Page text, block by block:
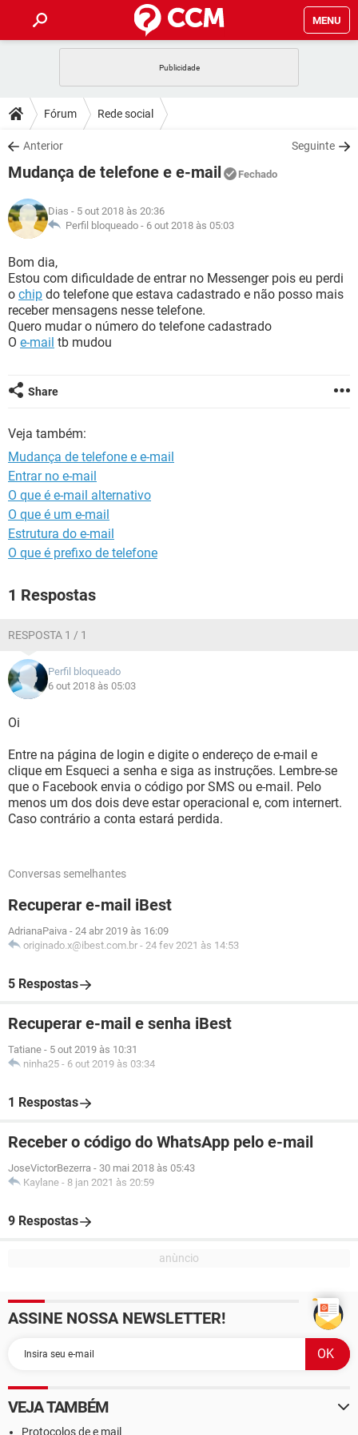
MENU
CELULAR
OUTLOOK
INSTAGRAM GMAIL
GUIA DE COMPRAS
DICAS
JOGOS
INSTAGRAM
GUIA DE COMPRAS
DOWNLOADS
JOGOS WHATSAPP
CELULAR
OUTLOOK EXCEL
INSTAGRAM
GUIA DE COMPRAS
JOGOS
CELULAR
OUTLOOK
INSTAGRAM GMAIL
GUIA DE COMPRAS
GLOSSÁRIO
JOGOS
CELULAR FACEBOOK
OUTLOOK EXCEL
INSTAGRAM
Fórum Rede social
Anterior Seguinte
Mudança de telefone e e-mail Fechado
Dias - 5 out 2018 às 20:36
Perfil bloqueado - 6 out 2018 às 05:03
Bom dia,
Estou com dificuldade de entrar no Messenger pois eu perdi
o chip do telefone que estava cadastrado e não posso mais
receber mensagens nesse telefone.
Quero mudar o número do telefone cadastrado
O e-mail tb mudou
Share
Veja também:
Mudança de telefone e e-mail
Entrar no e-mail
O que é e-mail alternativo
O que é um e-mail
Estrutura do e-mail
O que é prefixo de telefone
1 Respostas
RESPOSTA 1 / 1
Perfil bloqueado
6 out 2018 às 05:03
Oi
Entre na página de login e digite o endereço de e-mail e
clique em Esqueci a senha e siga as instruções. Lembre-se
que o Facebook envia o código por SMS ou e-mail. Pelo
menos um dos dois deve estar operacional e, com internert.
Caso contrário a conta estará perdida.
Conversas semelhantes
Recuperar e-mail iBest
AdrianaPaiva - 24 abr 2019 às 16:09
originado.x@ibest.com.br - 24 fev 2021 às 14:53
5 Respostas
Recuperar e-mail e senha iBest
Tatiane - 5 out 2019 às 10:31
ninha25 - 6 out 2019 às 03:34
1 Respostas
Receber o código do WhatsApp pelo e-mail
JoseVictorBezerra - 30 mai 2018 às 05:43
Kaylane - 8 jan 2021 às 20:59
9 Respostas
ASSINE NOSSA NEWSLETTER!
VEJA TAMBÉM
Protocolos de e mail